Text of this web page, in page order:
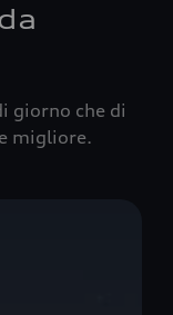
giorno che di
migliore.